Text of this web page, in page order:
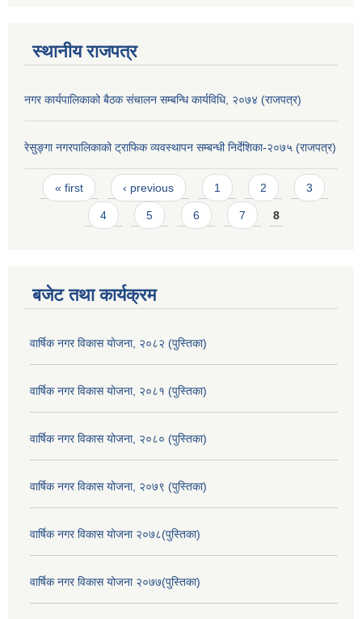
स्थानीय राजपत्र
नगर कार्यपालिकाको बैठक संचालन सम्बन्धि कार्यविधि, २०७४ (राजपत्र)
रेसुङ्गा नगरपालिकाको ट्राफिक व्यवस्थापन सम्बन्धी निर्देशिका-२०७५ (राजपत्र)
Pages
« first ‹ previous 1 2 3
4 5 6 7 8
बजेट तथा कार्यक्रम
वार्षिक नगर विकास योजना, २०८२ (पुस्तिका)
वार्षिक नगर विकास योजना, २०८१ (पुस्तिका)
वार्षिक नगर विकास योजना, २०८० (पुस्तिका)
वार्षिक नगर विकास योजना, २०७९ (पुस्तिका)
वार्षिक नगर विकास योजना २०७८(पुस्तिका)
वार्षिक नगर विकास योजना २०७७(पुस्तिका)